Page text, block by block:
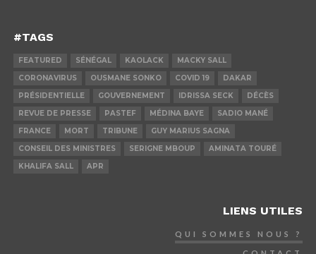
#TAGS
FEATURED SÉNÉGAL KAOLACK
MACKY SALL
CORONAVIRUS
OUSMANE SONKO COVID 19
DAKAR
PRÉSIDENTIELLE
GOUVERNEMENT IDRISSA SECK
DÉCÈS
REVUE DE PRESSE
PASTEF MÉDINA BAYE
SADIO MANÉ
FRANCE
MORT TRIBUNE
GUY MARIUS SAGNA
CONSEIL DES MINISTRES
SERIGNE MBOUP
AMINATA TOURÉ
KHALIFA SALL
APR
LIENS UTILES
QUI SOMMES NOUS ?